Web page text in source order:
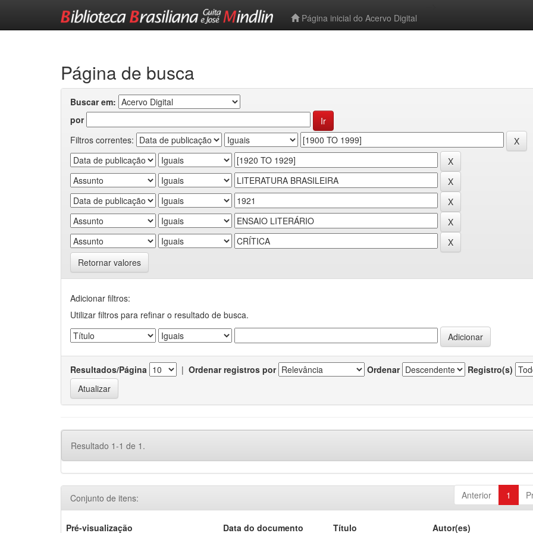
Página inicial do Acervo Digital
Página de busca
Buscar em:
por
Filtros correntes:
Retornar valores
Adicionar filtros:
Utilizar filtros para refinar o resultado de busca.
Resultados/Página | Ordenar registros por Ordenar Registro(s)
Resultado 1-1 de 1.
Anterior 1
Conjunto de itens:
Pré-visualização Data do documento Título Autor(es)